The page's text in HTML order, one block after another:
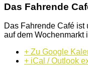
Das Fahrende
Das Fahrende Café ist
auf dem Wochenmarkt
+ Zu Google
+ iCal / Outlook